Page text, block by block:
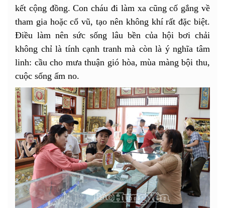
kết cộng đồng. Con cháu đi làm xa cũng cố gắng về
tham gia hoặc cổ vũ, tạo nên không khí rất đặc biệt.
Điều làm nên sức sống lâu bền của hội bơi chải
không chỉ là tính cạnh tranh mà còn là ý nghĩa tâm
linh: cầu cho mưa thuận gió hòa, mùa màng bội thu,
cuộc sống ấm no.